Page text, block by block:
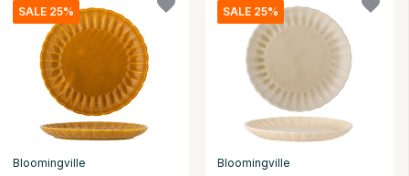
SALE 25%
Bloomingville
SALE 25%
Bloomingville